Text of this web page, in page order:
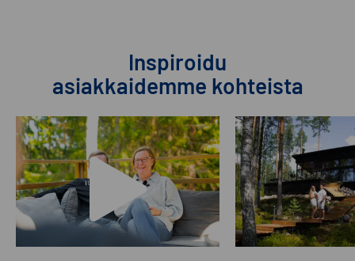
Inspiroidu
asiakkaidemme kohteista